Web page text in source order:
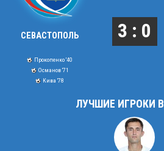
СЕВАСТОПОЛЬ
Прокопенко '40
Османов '71
Кива '78
3 : 0
ЛУЧШИЕ ИГРОКИ